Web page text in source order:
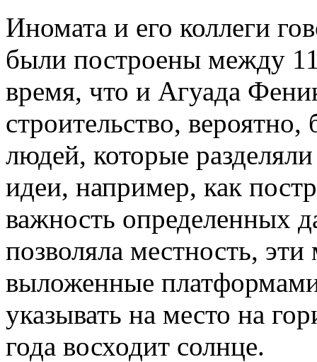
Иномата и его коллеги
были построены между
время, что и Агуада
строительство,
людей, которые
идеи, например, как
важность определенных
позволяла местность,
выложенные
указывать на место на
года восходит солнце.